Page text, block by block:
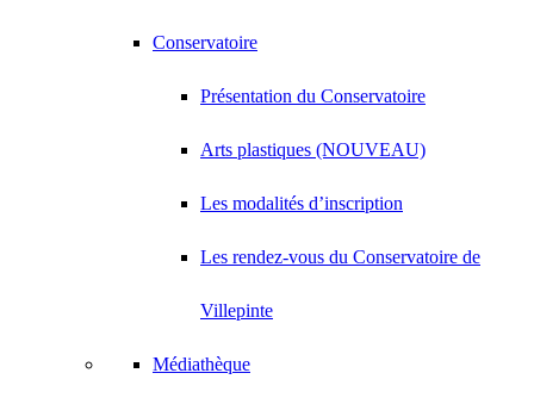
Conservatoire
Présentation du Conservatoire
Arts plastiques (NOUVEAU)
Les modalités d’inscription
Les rendez-vous du Conservatoire de
Villepinte
Médiathèque